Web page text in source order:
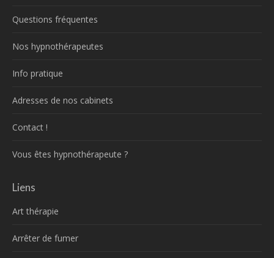
Questions fréquentes
Nos hypnothérapeutes
Info pratique
Adresses de nos cabinets
Contact !
Vous êtes hypnothérapeute ?
Liens
Art thérapie
Arrêter de fumer